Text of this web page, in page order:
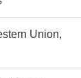
Union,